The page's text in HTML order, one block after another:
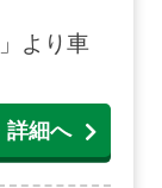
より車
詳細へ